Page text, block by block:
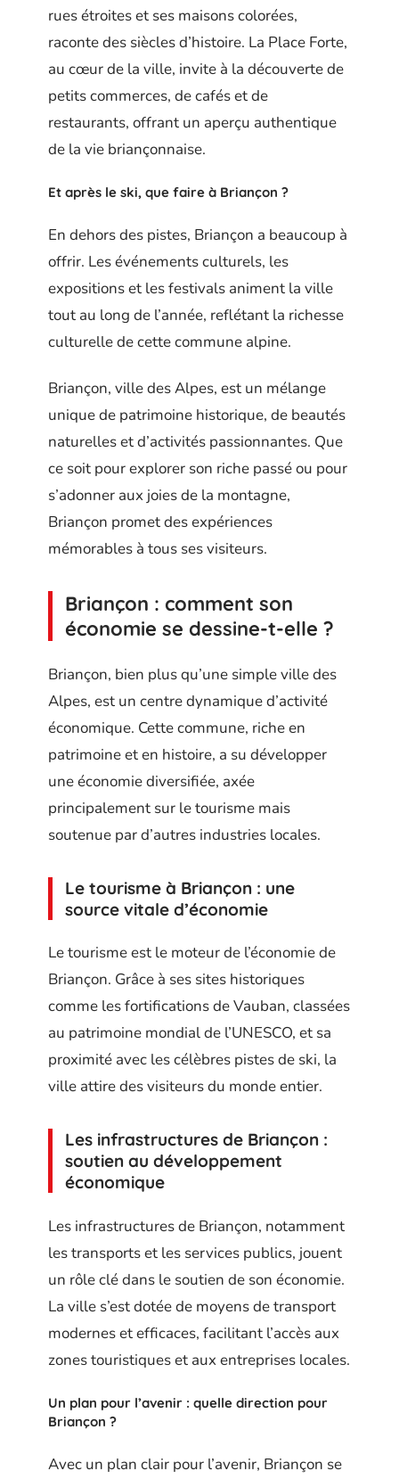
rues étroites et ses maisons colorées,
raconte des siècles d’histoire. La Place Forte,
au cœur de la ville, invite à la découverte de
petits commerces, de cafés et de
restaurants, offrant un aperçu authentique
de la vie briançonnaise.
Et après le ski, que faire à Briançon ?
En dehors des pistes, Briançon a beaucoup à
offrir. Les événements culturels, les
expositions et les festivals animent la ville
tout au long de l’année, reflétant la richesse
culturelle de cette commune alpine.
Briançon, ville des Alpes, est un mélange
unique de patrimoine historique, de beautés
naturelles et d’activités passionnantes. Que
ce soit pour explorer son riche passé ou pour
s’adonner aux joies de la montagne,
Briançon promet des expériences
mémorables à tous ses visiteurs.
Briançon : comment son
économie se dessine-t-elle ?
Briançon, bien plus qu’une simple ville des
Alpes, est un centre dynamique d’activité
économique. Cette commune, riche en
patrimoine et en histoire, a su développer
une économie diversifiée, axée
principalement sur le tourisme mais
soutenue par d’autres industries locales.
Le tourisme à Briançon : une
source vitale d’économie
Le tourisme est le moteur de l’économie de
Briançon. Grâce à ses sites historiques
comme les fortifications de Vauban, classées
au patrimoine mondial de l’UNESCO, et sa
proximité avec les célèbres pistes de ski, la
ville attire des visiteurs du monde entier.
Les infrastructures de Briançon :
soutien au développement
économique
Les infrastructures de Briançon, notamment
les transports et les services publics, jouent
un rôle clé dans le soutien de son économie.
La ville s’est dotée de moyens de transport
modernes et efficaces, facilitant l’accès aux
zones touristiques et aux entreprises locales.
Un plan pour l’avenir : quelle direction pour
Briançon ?
Avec un plan clair pour l’avenir, Briançon se